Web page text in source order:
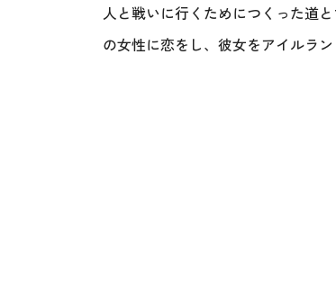
人と戦いに行くためにつくった道
の女性に恋をし、彼女をアイルラ